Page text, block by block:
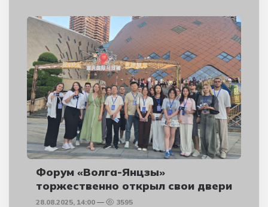
Форум «Волга-Янцзы»
торжественно открыл свои двери
28.08.2025, 14:00 3595